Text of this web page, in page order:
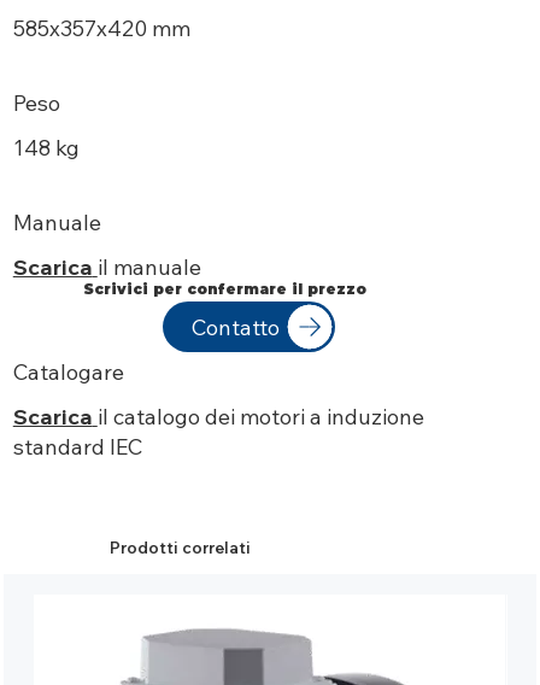
585х357x420 mm
Peso
148 kg
Manuale
Scarica il manuale
Catalogare
Scarica il catalogo dei motori a induzione
standard IEC
Scrivici per confermare il prezzo
Contatto
Prodotti correlati